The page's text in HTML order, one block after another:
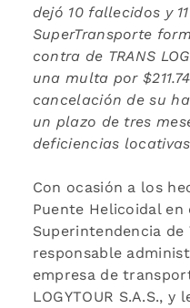
dejó 10 fallecidos y
SuperTransporte
contra de TRANS
una multa por
cancelación de su
un plazo de tres
deficiencias locativas
Con ocasión a los
Puente Helicoidal en
Superintendencia
responsable
empresa de
LOGYTOUR S.A.S.,